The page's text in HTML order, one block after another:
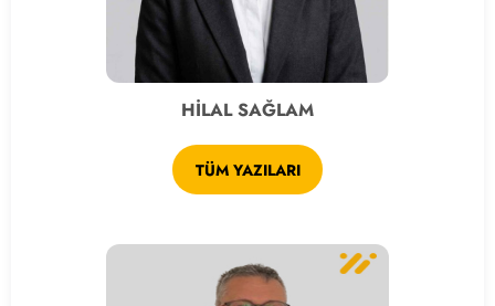
HİLAL SAĞLAM
TÜM YAZILARI